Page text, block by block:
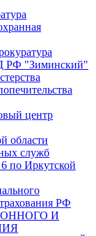
РФ "Зиминский"
центр
области
служб
по Иркутской
РФ
И